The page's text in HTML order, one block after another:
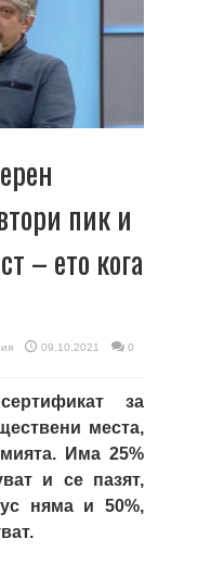
пик и
– ето кога
09.10.2021
0
за
места,
Има 25%
и се пазят,
няма и 50%,